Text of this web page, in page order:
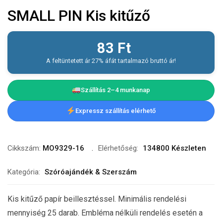
SMALL PIN Kis kitűző
83 Ft
A feltüntetett ár 27% áfát tartalmazó bruttó ár!
Szállítás 2–4 munkanap
Expressz szállítás elérhető
Cikkszám: MO9329-16 Elérhetőség: 134800 Készleten
Kategória: Szóróajándék & Szerszám
Kis kitűző papír beillesztéssel. Minimális rendelési
mennyiség 25 darab. Embléma nélküli rendelés esetén a